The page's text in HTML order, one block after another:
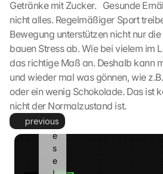
Getränke mit Zucker.   Gesunde
nicht alles. Regelmäßiger Sport
Bewegung unterstützen nicht nur
bauen Stress ab. Wie bei vielem im
das richtige Maß an. Deshalb kann
und wieder mal was gönnen, wie
oder ein wenig Schokolade. Das ist
nicht der Normalzustand ist.
previous
o
g
l
e
k
n
d
i
e
s
e